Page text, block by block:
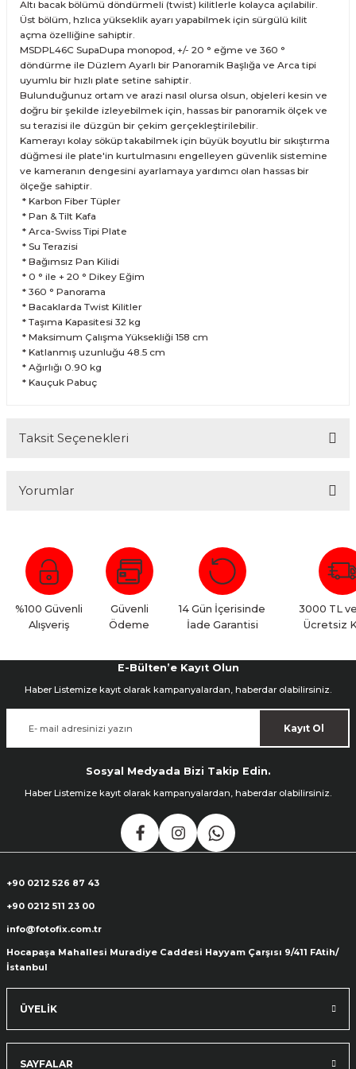
Altı bacak bölümü döndürmeli (twist) kilitlerle kolayca açılabilir.
Üst bölüm, hzlıca yükseklik ayarı yapabilmek için sürgülü kilit
açma özelliğine sahiptir.
MSDPL46C SupaDupa monopod, +/- 20 ° eğme ve 360 ​​°
döndürme ile Düzlem Ayarlı bir Panoramik Başlığa ve Arca tipi
uyumlu bir hızlı plate setine sahiptir.
Bulunduğunuz ortam ve arazi nasıl olursa olsun, objeleri kesin ve
doğru bir şekilde izleyebilmek için, hassas bir panoramik ölçek ve
su terazisi ile düzgün bir çekim gerçekleştirilebilir.
Kamerayı kolay söküp takabilmek için büyük boyutlu bir sıkıştırma
düğmesi ile plate'in kurtulmasını engelleyen güvenlik sistemine
ve kameranın dengesini ayarlamaya yardımcı olan hassas bir
ölçeğe sahiptir.
* Karbon Fiber Tüpler
* Pan & Tilt Kafa
* Arca-Swiss Tipi Plate
* Su Terazisi
* Bağımsız Pan Kilidi
* 0 ° ile + 20 ° Dikey Eğim
* 360 ° Panorama
* Bacaklarda Twist Kilitler
* Taşıma Kapasitesi 32 kg
* Maksimum Çalışma Yüksekliği 158 cm
* Katlanmış uzunluğu 48.5 cm
* Ağırlığı 0.90 kg
* Kauçuk Pabuç
Taksit Seçenekleri
Yorumlar
Bu ürüne ilk yorumu siz yapın!
Yorum Yaz
%100 Güvenli
Alışveriş
Güvenli
Ödeme
14 Gün İçerisinde
İade Garantisi
3000 TL
Ücretsiz
E-Bülten’e Kayıt Olun
Haber Listemize kayıt olarak kampanyalardan, haberdar olabilirsiniz.
Kayıt Ol
Sosyal Medyada Bizi Takip Edin.
Haber Listemize kayıt olarak kampanyalardan, haberdar olabilirsiniz.
+90 0212 526 87 43
+90 0212 511 23 00
info@fotofix.com.tr
Hocapaşa Mahallesi Muradiye Caddesi Hayyam Çarşısı 9/411 FAtih/
İstanbul
ÜYELİK
SAYFALAR